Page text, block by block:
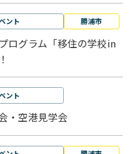
ント 勝浦市
ログラム「移住の学校in
ント
・空港見学会